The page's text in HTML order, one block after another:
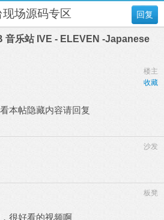
回复
现场源码专区
音乐站 IVE - ELEVEN -Japanese
楼主
收藏
本帖隐藏内容请回复
沙发
板凳
很好看的视频啊